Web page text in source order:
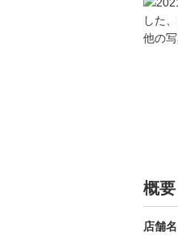
概要
店舗名